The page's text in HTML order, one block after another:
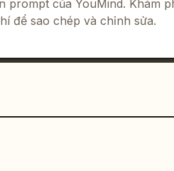
của YouMind. Khám
để sao chép và chỉnh sửa.